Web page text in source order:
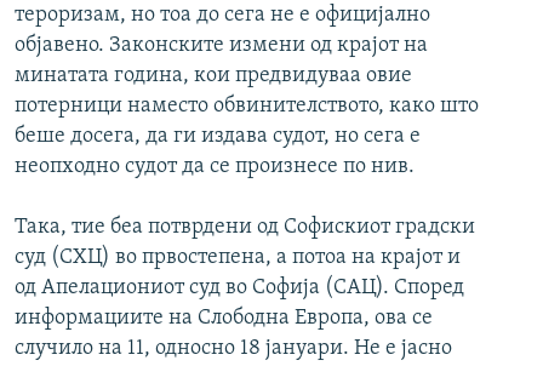
тероризам, но тоа до сега не е официјално
објавено. Законските измени од крајот на
минатата година, кои предвидуваа овие
потерници наместо обвинителството, како што
беше досега, да ги издава судот, но сега е
неопходно судот да се произнесе по нив.
Така, тие беа потврдени од Софискиот градски
суд (СХЦ) во првостепена, а потоа на крајот и
од Апелациониот суд во Софија (САЦ). Според
информациите на Слободна Европа, ова се
случило на 11, односно 18 јануари. Не е јасно